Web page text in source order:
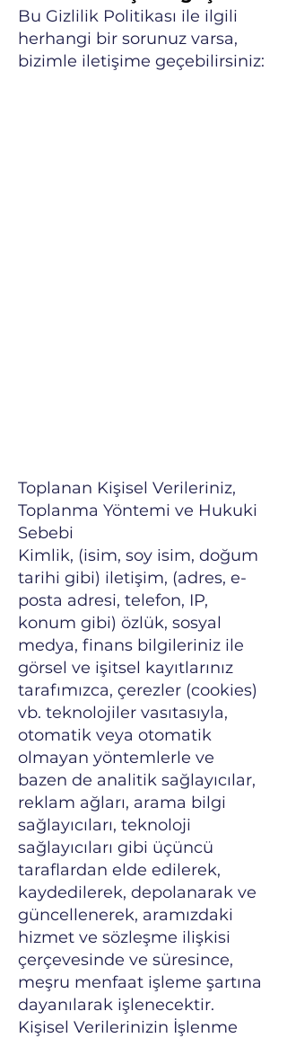
Bu Gizlilik Politikası ile ilgili
herhangi bir sorunuz varsa,
bizimle iletişime geçebilirsiniz:
Toplanan Kişisel Verileriniz,
Toplanma Yöntemi ve Hukuki
Sebebi
Kimlik, (isim, soy isim, doğum
tarihi gibi) iletişim, (adres, e-
posta adresi, telefon, IP,
konum gibi) özlük, sosyal
medya, finans bilgileriniz ile
görsel ve işitsel kayıtlarınız
tarafımızca, çerezler (cookies)
vb. teknolojiler vasıtasıyla,
otomatik veya otomatik
olmayan yöntemlerle ve
bazen de analitik sağlayıcılar,
reklam ağları, arama bilgi
sağlayıcıları, teknoloji
sağlayıcıları gibi üçüncü
taraflardan elde edilerek,
kaydedilerek, depolanarak ve
güncellenerek, aramızdaki
hizmet ve sözleşme ilişkisi
çerçevesinde ve süresince,
meşru menfaat işleme şartına
dayanılarak işlenecektir.
Kişisel Verilerinizin İşlenme